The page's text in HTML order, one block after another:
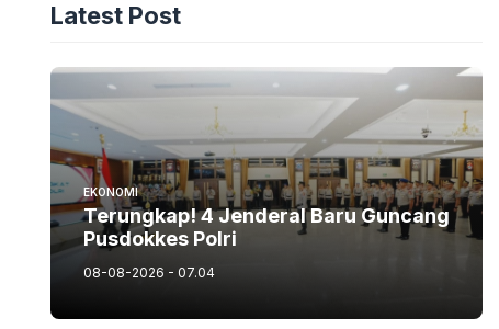
Latest Post
EKONOMI
Terungkap! 4 Jenderal Baru Guncang
Pusdokkes Polri
08-08-2026 - 07.04